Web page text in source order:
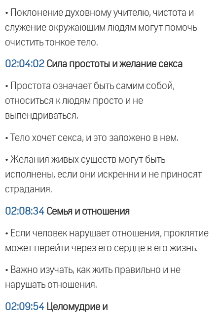
• Поклонение духовному учителю, чистота и
служение окружающим людям могут помочь
очистить тонкое тело.
02:04:02 Сила простоты и желание секса
• Простота означает быть самим собой,
относиться к людям просто и не
выпендриваться.
• Тело хочет секса, и это заложено в нем.
• Желания живых существ могут быть
исполнены, если они искренни и не приносят
страдания.
02:08:34 Семья и отношения
• Если человек нарушает отношения, проклятие
может перейти через его сердце в его жизнь.
• Важно изучать, как жить правильно и не
нарушать отношения.
02:09:54 Целомудрие и